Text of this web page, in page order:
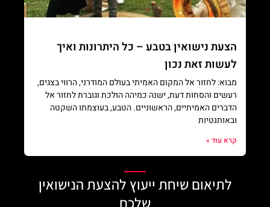
הצעת נישואין בטבע – כל היתרונות ואיך
לעשות זאת נכון
מבוא: לחזור אל המקום האמיתי בעולם המודרני, הרווי בצגים,
רעשים והסחות דעת, ישנה כמיהה הולכת וגוברת לחזור אל
הדברים האמיתיים, הראשוניים. הטבע, בעוצמתו השקטה
ובאותנטיות
קרא עוד »
לתיאום שיחת ייעוץ להצעת הנישואין
שלכם